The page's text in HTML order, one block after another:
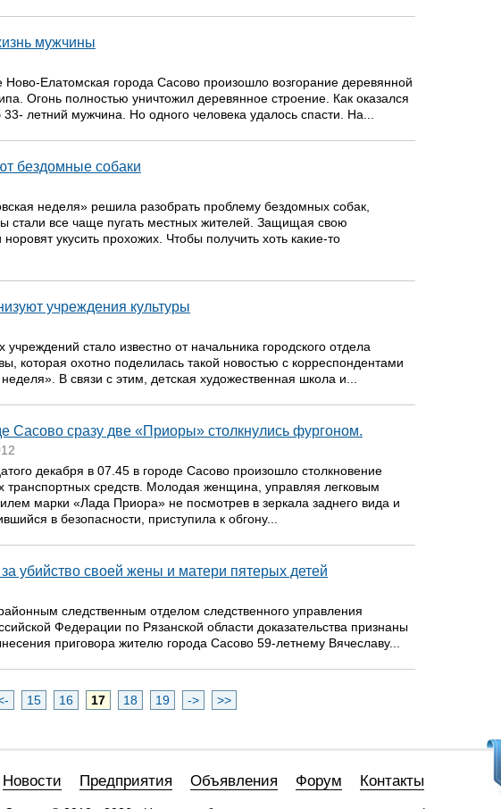
мужчины
Ново-Елатомская города Сасово произошло возгорание деревянной
Огонь полностью уничтожил деревянное строение. Как оказался
33- летний мужчина. Но одного человека удалось спасти. На...
бездомные собаки
неделя» решила разобрать проблему бездомных собак,
стали все чаще пугать местных жителей. Защищая свою
укусить прохожих. Чтобы получить хоть какие-то
учреждения культуры
учреждений стало известно от начальника городского отдела
которая охотно поделилась такой новостью с корреспондентами
В связи с этим, детская художественная школа и...
Сасово сразу две «Приоры» столкнулись фургоном.
декабря в 07.45 в городе Сасово произошло столкновение
транспортных средств. Молодая женщина, управляя легковым
марки «Лада Приора» не посмотрев в зеркала заднего вида и
в безопасности, приступила к обгону...
убийство своей жены и матери пятерых детей
следственным отделом следственного управления
Федерации по Рязанской области доказательства признаны
приговора жителю города Сасово 59-летнему Вячеславу...
15 16 17 18 19 -> >>
Новости Предприятия Объявления Форум Контакты